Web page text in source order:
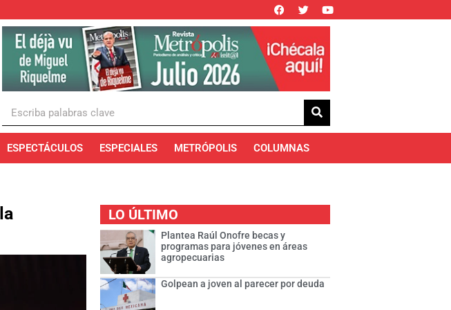
ESPECTÁCULOS ESPECIALES METRÓPOLIS COLUMNAS
LO ÚLTIMO
Plantea Raúl Onofre becas y
programas para jóvenes en áreas
agropecuarias
Golpean a joven al parecer por deuda